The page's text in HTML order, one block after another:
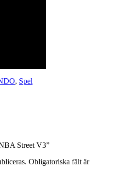
, Spel
Street V3”
Obligatoriska fält är